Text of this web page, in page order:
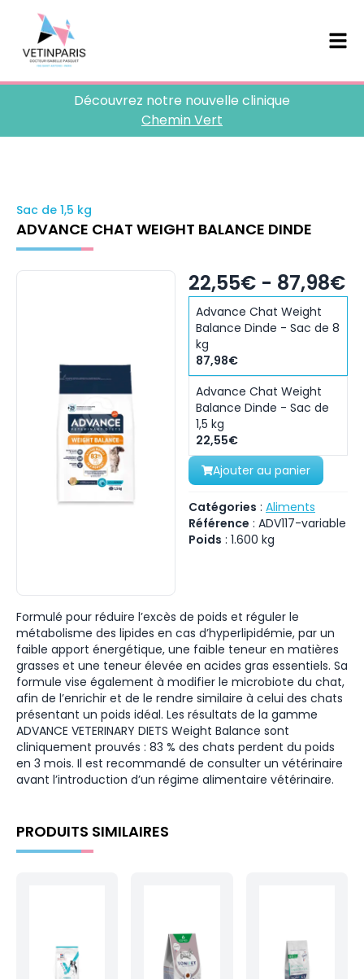
Découvrez notre nouvelle clinique
Chemin Vert
Sac de 1,5 kg
ADVANCE CHAT WEIGHT BALANCE DINDE
22,55€ - 87,98€
Advance Chat Weight
Balance Dinde - Sac de 8
kg
87,98€
Advance Chat Weight
Balance Dinde - Sac de
1,5 kg
22,55€
Ajouter au panier
Catégories : Aliments
Référence : ADV117-variable
Poids : 1.600 kg
Formulé pour réduire l’excès de poids et réguler le
métabolisme des lipides en cas d’hyperlipidémie, par un
faible apport énergétique, une faible teneur en matières
grasses et une teneur élevée en acides gras essentiels. Sa
formule vise également à modifier le microbiote du chat,
afin de l’enrichir et de le rendre similaire à celui des chats
présentant un poids idéal. Les résultats de la gamme
ADVANCE VETERINARY DIETS Weight Balance sont
cliniquement prouvés : 83 % des chats perdent du poids
en 3 mois. Il est recommandé de consulter un vétérinaire
avant l’introduction d’un régime alimentaire vétérinaire.
PRODUITS SIMILAIRES